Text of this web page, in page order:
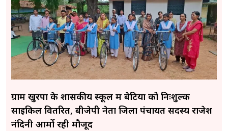
ग्राम खुरपा के शासकीय स्कूल में बेटियों को निःशुल्क
साइकिल वितरित, बीजेपी नेता जिला पंचायत सदस्य राजेश
नंदिनी आर्मो रही मौजूद